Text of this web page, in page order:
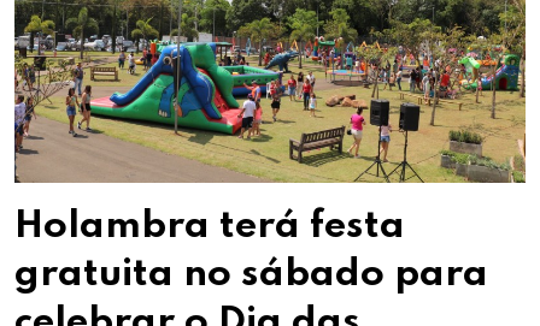
Holambra terá festa
gratuita no sábado para